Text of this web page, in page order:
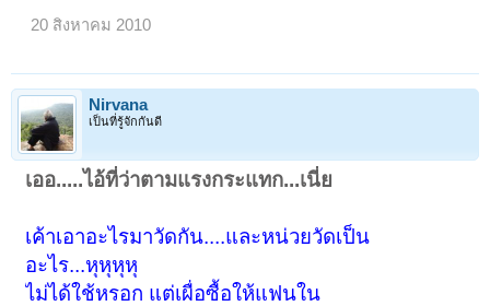
20 สิงหาคม 2010
Nirvana
เป็นที่รู้จักกันดี
เออ.....ไอ้ที่ว่าตามแรงกระแทก...เนี่ย
เค้าเอาอะไรมาวัดกัน....และหน่วยวัดเป็น
อะไร...หุหุหุหุ
ไม่ได้ใช้หรอก แต่เผื่อซื้อให้แฟนใน